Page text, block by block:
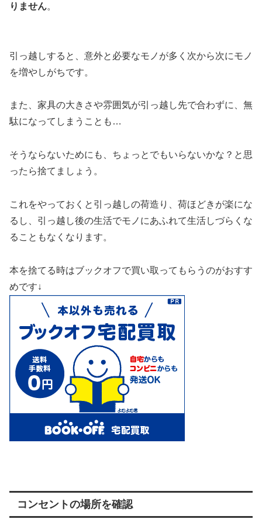
りません。
引っ越しすると、意外と必要なモノが多く次から次にモノ
を増やしがちです。
また、家具の大きさや雰囲気が引っ越し先で合わずに、無
駄になってしまうことも…
そうならないためにも、ちょっとでもいらないかな？と思
ったら捨てましょう。
これをやっておくと引っ越しの荷造り、荷ほどきが楽にな
るし、引っ越し後の生活でモノにあふれて生活しづらくな
ることもなくなります。
本を捨てる時はブックオフで買い取ってもらうのがおすす
めです↓
コンセントの場所を確認